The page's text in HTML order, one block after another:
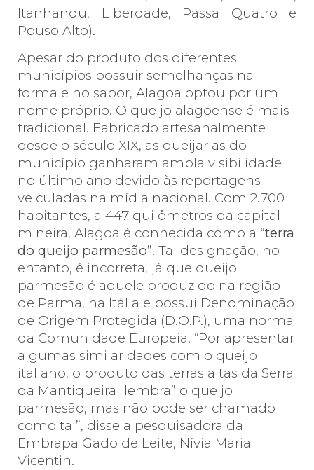
Itanhandu, Liberdade, Passa Quatro e
Pouso Alto).
Apesar do produto dos diferentes
municípios possuir semelhanças na
forma e no sabor, Alagoa optou por um
nome próprio. O queijo alagoense é mais
tradicional. Fabricado artesanalmente
desde o século XIX, as queijarias do
município ganharam ampla visibilidade
no último ano devido às reportagens
veiculadas na mídia nacional. Com 2.700
habitantes, a 447 quilômetros da capital
mineira, Alagoa é conhecida como a “terra
do queijo parmesão”. Tal designação, no
entanto, é incorreta, já que queijo
parmesão é aquele produzido na região
de Parma, na Itália e possui Denominação
de Origem Protegida (D.O.P.), uma norma
da Comunidade Europeia. “Por apresentar
algumas similaridades com o queijo
italiano, o produto das terras altas da Serra
da Mantiqueira “lembra” o queijo
parmesão, mas não pode ser chamado
como tal”, disse a pesquisadora da
Embrapa Gado de Leite, Nívia Maria
Vicentin.